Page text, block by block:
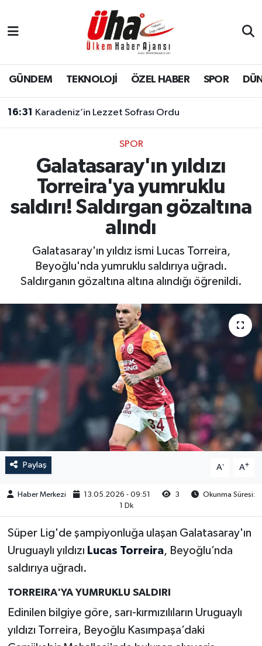
GÜNDEM TEKNOLOJİ ÖZEL HABER SPOR
16:31 Karadeniz’in Lezzet Sofrası Ordu
SPOR
Galatasaray'ın yıldızı
Torreira'ya yumruklu
saldırı! Saldırgan gözaltına
alındı
Galatasaray'ın yıldız ismi Lucas Torreira,
Beyoğlu'nda yumruklu saldırıya uğradı.
Saldırganın gözaltına altına alındığı öğrenildi.
Paylaş A- A+
Haber Merkezi 13.05.2026 - 09:51 3
Okunma Süresi:
1 Dk
Süper Lig'de şampiyonluğa ulaşan Galatasaray'ın
Uruguaylı yıldızı Lucas Torreira, Beyoğlu’nda
saldırıya uğradı.
TORREIRA'YA YUMRUKLU SALDIRI
Edinilen bilgiye göre, sarı-kırmızılıların Uruguaylı
yıldızı Torreira, Beyoğlu Kasımpaşa’daki
İstanbul Nöbetçi Eczaneler
İstanbul Hava Durumu
Süper Lig Puan Durumu ve Fikstür
Tüm Manşetler
Son Dakika Haberleri
Haber Arşivi